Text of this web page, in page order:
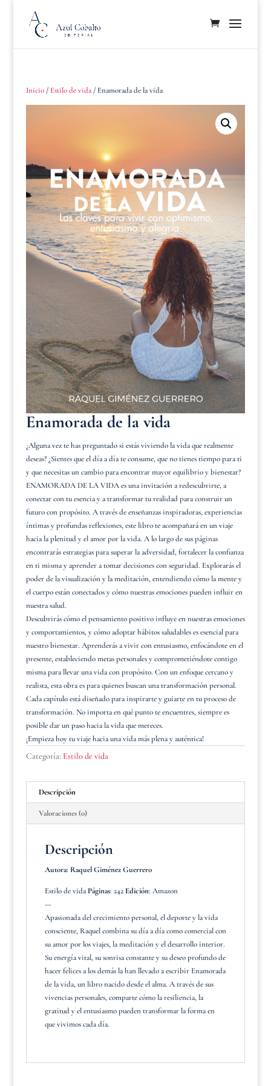
Inicio/ Estilo de vida/ Enamorada de la vida
Enamorada de la vida
¿Alguna vez te has preguntado si estás viviendo la vida que realmente
deseas? ¿Sientes que el día a día te consume, que no tienes tiempo para ti
y que necesitas un cambio para encontrar mayor equilibrio y bienestar?
ENAMORADA DE LA VIDA es una invitación a redescubrirte, a
conectar con tu esencia y a transformar tu realidad para construir un
futuro con propósito. A través de enseñanzas inspiradoras, experiencias
íntimas y profundas reflexiones, este libro te acompañará en un viaje
hacia la plenitud y el amor por la vida. A lo largo de sus páginas
encontrarás estrategias para superar la adversidad, fortalecer la confianza
en ti misma y aprender a tomar decisiones con seguridad. Explorarás el
poder de la visualización y la meditación, entendiendo cómo la mente y
el cuerpo están conectados y cómo nuestras emociones pueden influir en
nuestra salud.
Descubrirás cómo el pensamiento positivo influye en nuestras emociones
y comportamientos, y cómo adoptar hábitos saludables es esencial para
nuestro bienestar. Aprenderás a vivir con entusiasmo, enfocándote en el
presente, estableciendo metas personales y comprometiéndote contigo
misma para llevar una vida con propósito. Con un enfoque cercano y
realista, esta obra es para quienes buscan una transformación personal.
Cada capítulo está diseñado para inspirarte y guiarte en tu proceso de
transformación. No importa en qué punto te encuentres, siempre es
posible dar un paso hacia la vida que mereces.
¡Empieza hoy tu viaje hacia una vida más plena y auténtica!
Categoría: Estilo de vida
Descripción
Valoraciones (0)
Descripción
Autora: Raquel Giménez Guerrero
Estilo de vidaPáginas: 242 Edición: Amazon
—
Apasionada del crecimiento personal, el deporte y la vida
consciente, Raquel combina su día a día como comercial con
su amor por los viajes, la meditación y el desarrollo interior.
Su energía vital, su sonrisa constante y su deseo profundo de
hacer felices a los demás la han llevado a escribir Enamorada
de la vida, un libro nacido desde el alma. A través de sus
vivencias personales, comparte cómo la resiliencia, la
gratitud y el entusiasmo pueden transformar la forma en
que vivimos cada día.